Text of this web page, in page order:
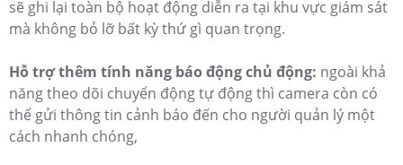
sẽ ghi lại toàn bộ hoạt động diễn ra tại khu vực giám sát
mà không bỏ lỡ bất kỳ thứ gì quan trọng.
Hỗ trợ thêm tính năng báo động chủ động: ngoài khả
năng theo dõi chuyển động tự động thì camera còn có
thể gửi thông tin cảnh báo đến cho người quản lý một
cách nhanh chóng,